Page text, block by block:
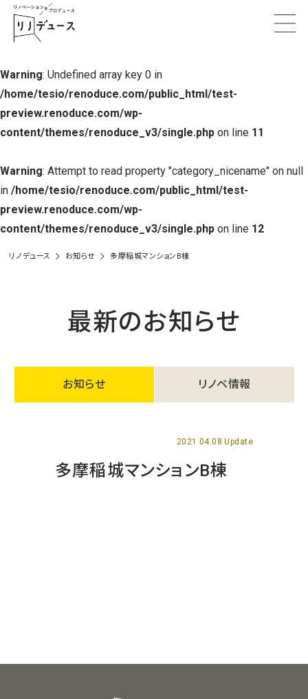
Warning: Undefined array key 0 in
/home/tesio/renoduce.com/public_html/test-
preview.renoduce.com/wp-
content/themes/renoduce_v3/single.php on line 11
Warning: Attempt to read property "category_nicename" on null
in /home/tesio/renoduce.com/public_html/test-
preview.renoduce.com/wp-
content/themes/renoduce_v3/single.php on line 12
リノデュース お知らせ 多摩稲城マンションB棟
最新のお知らせ
お知らせ リノベ情報
2021.04.08 Update
多摩稲城マンションB棟